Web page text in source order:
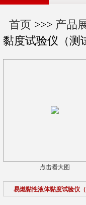
首页 >>> 产品
黏度试验仪（测
点击看大图
易燃黏性液体黏度试验仪